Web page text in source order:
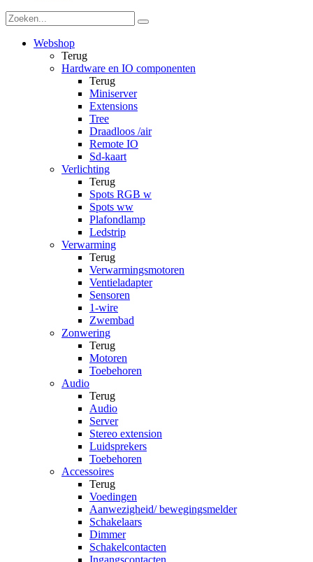
Webshop
Terug
Hardware en IO componenten
Terug
Miniserver
Extensions
Tree
Draadloos /air
Remote IO
Sd-kaart
Verlichting
Terug
Spots RGB w
Spots ww
Plafondlamp
Ledstrip
Verwarming
Terug
Verwarmingsmotoren
Ventieladapter
Sensoren
1-wire
Zwembad
Zonwering
Terug
Motoren
Toebehoren
Audio
Terug
Audio
Server
Stereo extension
Luidsprekers
Toebehoren
Accessoires
Terug
Voedingen
Aanwezigheid/ bewegingsmelder
Schakelaars
Dimmer
Schakelcontacten
Ingangscontacten